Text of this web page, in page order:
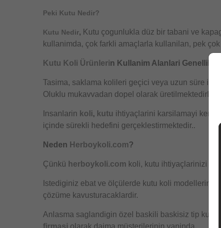
Peki Kutu Nedir?
Kutu Nedir, Kutu çogunlukla düz bir tabani ve
kullanimda, çok farkli amaçlarla kullanilan, pek
Kutu Koli Ürünlerin Kullanim Alanlari Genellikle
Tasima, saklama kolileri geçici veya uzun süre ile
Oluklu mukavvadan dopel olarak
Insanlarin koli, kutu ihtiyaçlarini karsilamayi
içinde sürekli hedefini gerçeklestirmektedir..
Neden Herboykoli.com?
Çünkü herboykoli.com koli, kutu ihtiyaçlarinizi
Istediginiz ebat ve ölçülerde kutu koli modellerini
çözüme kavusturacaklardir.
Anlasma saglandigin özel baskili baskisiz tip kutu
firmasi olarak daima müsterilerinin yaninda.